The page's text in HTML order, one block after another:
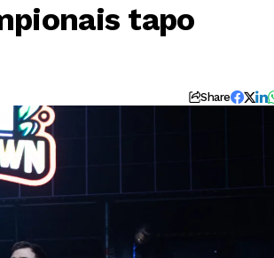
tapo
Share